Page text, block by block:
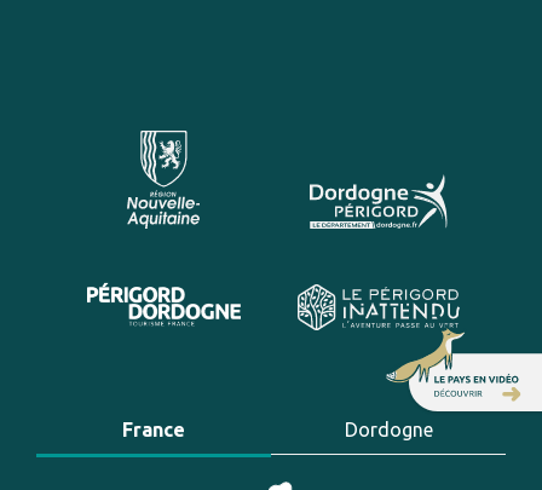
France Dordogne